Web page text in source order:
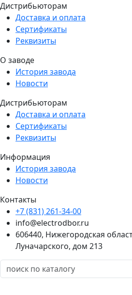
Дистрибьюторам
Доставка и оплата
Сертификаты
Реквизиты
О заводе
История завода
Новости
Дистрибьюторам
Доставка и оплата
Сертификаты
Реквизиты
Информация
История завода
Новости
Контакты
+7 (831) 261-34-00
info@electrodbor.ru
606440, Нижегородская
Луначарского, дом 213